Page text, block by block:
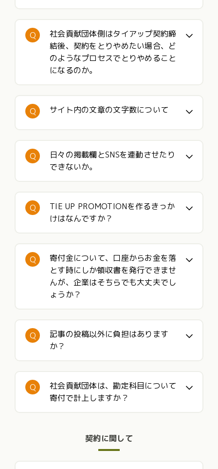
Q
社会貢献団体側はタイアップ契約締
結後、契約をとりやめたい場合、ど
のようなプロセスでとりやめること
になるのか。
Q サイト内の文章の文字数について
Q
日々の掲載欄とSNSを連動させたり
できないか。
Q
TIE UP PROMOTIONを作るきっか
けはなんですか？
Q
寄付金について、口座からお金を落
とす時にしか領収書を発行できませ
んが、企業はそちらでも大丈夫でし
ょうか？
Q
記事の投稿以外に負担はあります
か？
Q
社会貢献団体は、勘定科目について
寄付で計上しますか？
契約に関して